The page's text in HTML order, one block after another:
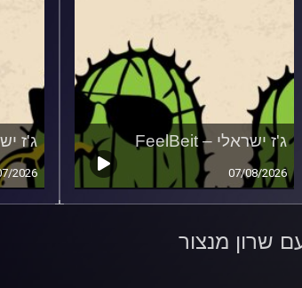
ג'ז ישראלי – FeelBeit
07/08/2026
ג'ז
2026